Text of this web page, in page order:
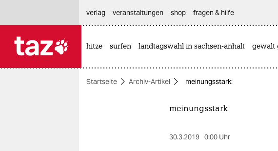
themen
verlag
veranstaltungen shop fragen & hilfe
hitze surfen landtagswahl in sachsen-anhalt gewalt
Startseite Archiv-Artikel meinungsstark:
meinungsstark
30.3.2019 0:00 Uhr